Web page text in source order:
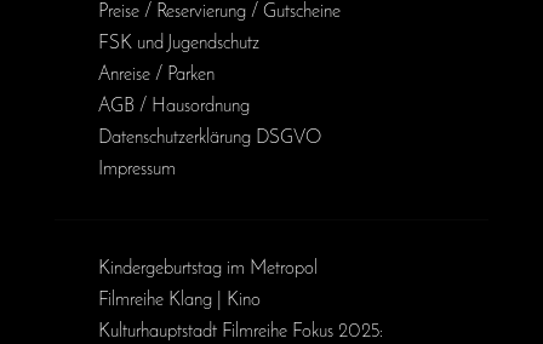
Preise / Reservierung / Gutscheine
FSK und Jugendschutz
Anreise / Parken
AGB / Haus­ordnung
Daten­schutz­erklärung DSGVO
Impressum
Kinder­geburts­tag im Metropol
Filmreihe Klang | Kino
Kulturhauptstadt Filmreihe Fokus 2025: